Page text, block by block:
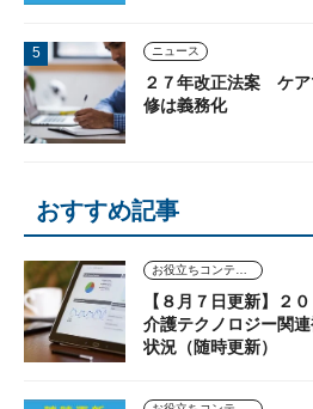
ニュース
２７年改正法案 ケ
修は義務化
おすすめ記事
【８月７日更新】２
介護テクノロジー関
状況（随時更新）